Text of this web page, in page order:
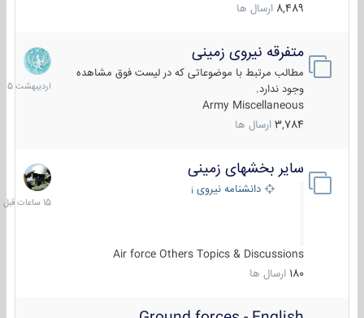
8,489 ارسال ها
متفرقه نیروی زمینی
مطالب مرتبط با موضوعاتی که در لیست فوق مشاهده
وجود ندارد.
Army Miscellaneous
3,784 ارسال ها
27
1405
سایر بخشهای زمینی
دانشنامه نیروی زمینی
Air force Others Topics & Discussions
180 ارسال ها
15
ساعات
قبل